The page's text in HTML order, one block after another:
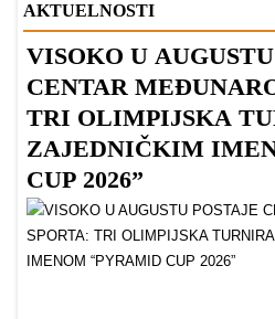
AKTUELNOSTI
VISOKO U
CENTAR
TRI OLIMPIJSKA
ZAJEDNIČKIM
CUP 2026”